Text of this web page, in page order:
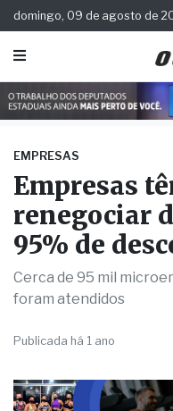
domingo, 09 de agosto de
EMPRESAS
Empresas
renegociar
95% de
foram atendidos